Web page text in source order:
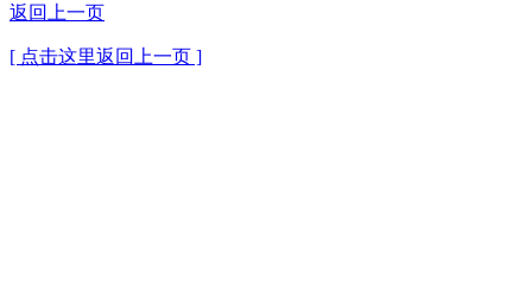
返回上一页
[ 点击这里返回上一页 ]